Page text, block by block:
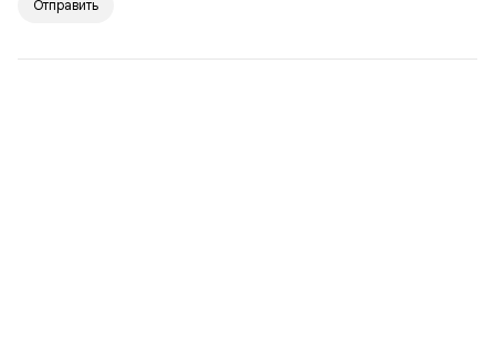
Отправить